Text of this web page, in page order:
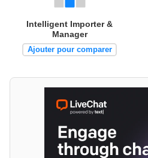
Intelligent Importer &
Manager
Ajouter pour comparer